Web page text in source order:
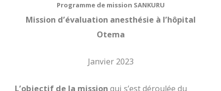
Programme de mission SANKURU
Mission d’évaluation anesthésie à l’hôpital
Otema
Janvier 2023
L’objectif de la mission qui s’est déroulée du